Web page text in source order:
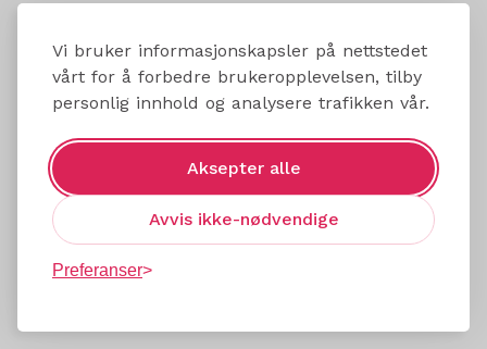
Vi bruker informasjonskapsler på nettstedet
vårt for å forbedre brukeropplevelsen, tilby
personlig innhold og analysere trafikken vår.
Aksepter alle
Avvis ikke-nødvendige
Preferanser